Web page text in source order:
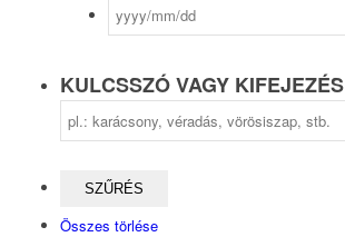
KULCSSZÓ VAGY KIFEJEZÉS
Összes törlése